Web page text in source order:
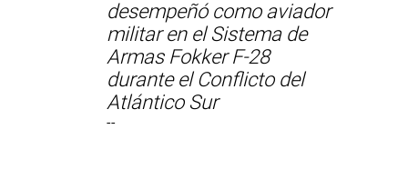
desempeñó como aviador
militar en el Sistema de
Armas Fokker F-28
durante el Conflicto del
Atlántico Sur
--